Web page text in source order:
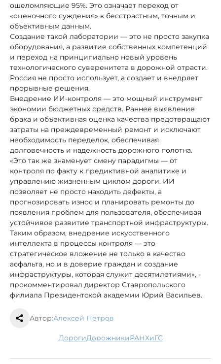
ошеломляющие 95%. Это означает переход от
«оценочного суждения» к бесстрастным, точным и
объективным данным.
Создание такой лаборатории — это не просто закупка
оборудования, а развитие собственных компетенций
и переход на принципиально новый уровень
технологического суверенитета в дорожной отрасти.
Россия не просто использует, а создает и внедряет
прорывные решения.
Внедрение ИИ-контроля — это мощный инструмент
экономии бюджетных средств. Раннее выявление
брака и объективная оценка качества предотвращают
затраты на преждевременный ремонт и исключают
необходимость переделок, обеспечивая
долговечность и надежность дорожного полотна.
«Это так же знаменует смену парадигмы — от
контроля по факту к предиктивной аналитике и
управлению жизненным циклом дороги. ИИ
позволяет не просто находить дефекты, а
прогнозировать износ и планировать ремонты до
появления проблем для пользователя, обеспечивая
устойчивое развитие транспортной инфраструктуры.
Таким образом, внедрение искусственного
интеллекта в процессы контроля — это
стратегическое вложение не только в качество
асфальта, но и в доверие граждан и создание
инфраструктуры, которая служит десятилетиями», -
прокомментировал директор Ставропольского
филиала Президентской академии Юрий Васильев.
Автор:Алексей Петров
дороги дорожники РАНХиГС